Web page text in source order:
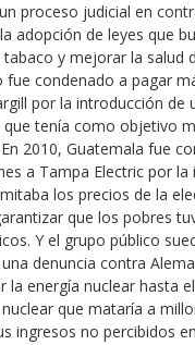
proceso judicial en
adopción de leyes que
y mejorar la salud
fue condenado a pagar
por la introducción de
tenía como objetivo
2010, Guatemala fue
a Tampa Electric por
los precios de la
que los pobres
Y el grupo público
denuncia contra
la energía nuclear hasta
que mataría a
ingresos no percibidos